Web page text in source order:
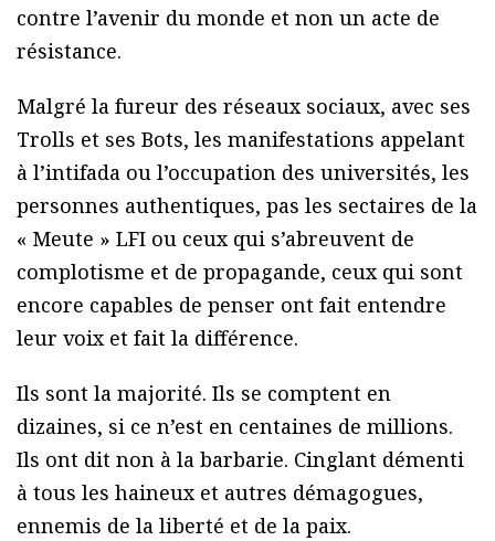
contre l’avenir du monde et non un acte de
résistance.
Malgré la fureur des réseaux sociaux, avec ses
Trolls et ses Bots, les manifestations appelant
à l’intifada ou l’occupation des universités, les
personnes authentiques, pas les sectaires de la
« Meute » LFI ou ceux qui s’abreuvent de
complotisme et de propagande, ceux qui sont
encore capables de penser ont fait entendre
leur voix et fait la différence.
Ils sont la majorité. Ils se comptent en
dizaines, si ce n’est en centaines de millions.
Ils ont dit non à la barbarie. Cinglant démenti
à tous les haineux et autres démagogues,
ennemis de la liberté et de la paix.